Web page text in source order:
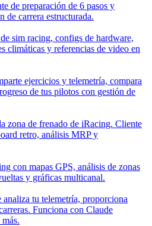
de preparación de 6 pasos y
de carrera estructurada.
sim racing, configs de hardware,
climáticas y referencias de video en
ejercicios y telemetría, compara
de tus pilotos con gestión de
zona de frenado de iRacing. Cliente
retro, análisis MRP y
con mapas GPS, análisis de zonas
y gráficas multicanal.
tu telemetría, proporciona
Funciona con Claude